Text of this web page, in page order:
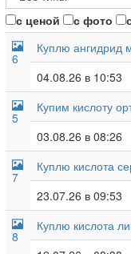
с ценой с фото
6
Куплю ангидрид
04.08.26 в 10:53
5
Купим кислоту
03.08.26 в 08:26
7
Куплю кислота
23.07.26 в 09:53
8
Куплю кислота